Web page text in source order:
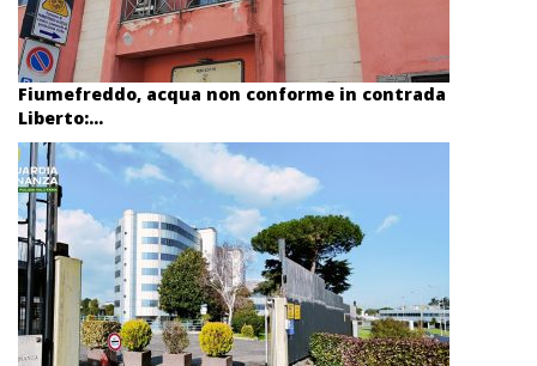
Fiumefreddo, acqua non conforme in contrada
Liberto:...